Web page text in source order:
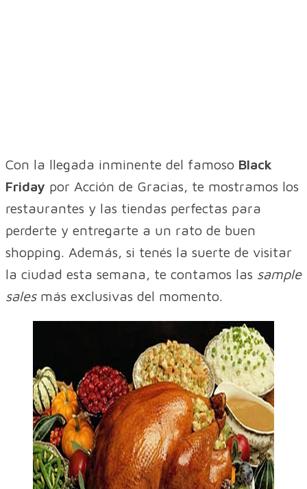
Con la llegada inminente del famoso Black
Friday por Acción de Gracias, te mostramos los
restaurantes y las tiendas perfectas para
perderte y entregarte a un rato de buen
shopping. Además, si tenés la suerte de visitar
la ciudad esta semana, te contamos las sample
salesmás exclusivas del momento.